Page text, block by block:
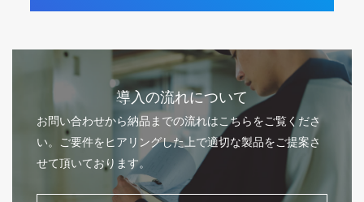
導入の流れについて
お問い合わせから納品までの流れはこちらをご覧くださ
い。ご要件をヒアリングした上で適切な製品をご提案さ
せて頂いております。